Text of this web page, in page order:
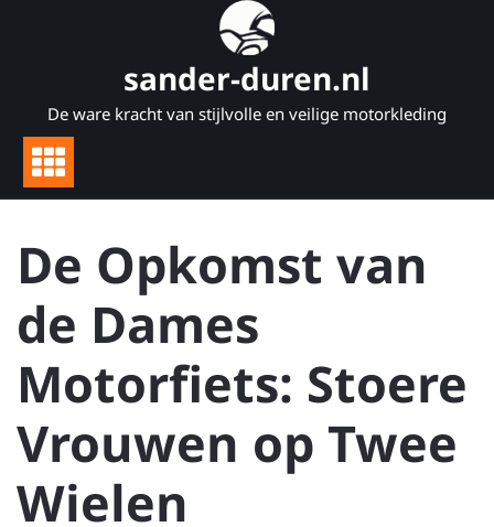
sander-duren.nl
De ware kracht van stijlvolle en veilige motorkleding
De Opkomst van
de Dames
Motorfiets: Stoere
Vrouwen op Twee
Wielen